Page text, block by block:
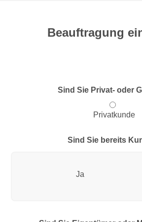
Beauftragung
Sind Sie Privat- oder
Privatkunde
Sind Sie bereits
Ja